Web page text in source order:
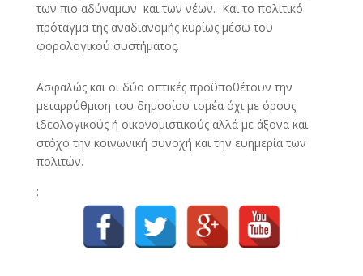
των πιο αδύναμων και των νέων. Και το πολιτικό
πρόταγμα της αναδιανομής κυρίως μέσω του
φορολογικού συστήματος.
Ασφαλώς και οι δύο οπτικές προϋποθέτουν την
μεταρρύθμιση του δημοσίου τομέα όχι με όρους
ιδεολογικούς ή οικονομιστικούς αλλά με άξονα και
στόχο την κοινωνική συνοχή και την ευημερία των
πολιτών.
: